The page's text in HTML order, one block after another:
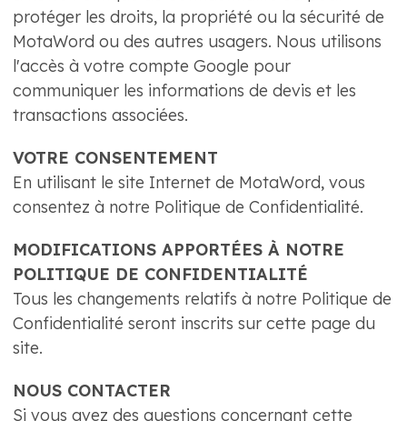
protéger les droits, la propriété ou la sécurité de
MotaWord ou des autres usagers. Nous utilisons
l'accès à votre compte Google pour
communiquer les informations de devis et les
transactions associées.
VOTRE CONSENTEMENT
En utilisant le site Internet de MotaWord, vous
consentez à notre Politique de Confidentialité.
MODIFICATIONS APPORTÉES À NOTRE
POLITIQUE DE CONFIDENTIALITÉ
Tous les changements relatifs à notre Politique de
Confidentialité seront inscrits sur cette page du
site.
NOUS CONTACTER
Si vous avez des questions concernant cette